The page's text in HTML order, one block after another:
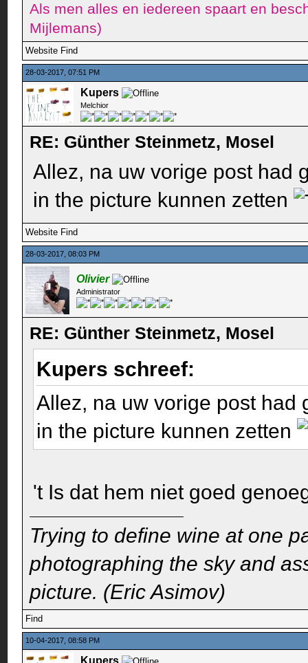
Als men alles en iedereen spaart en
Mijlemans)
Website Find
28-03-2017, 07:51 PM
Kupers
Melchior
RE: Günther Steinmetz, Mosel
Allez, na uw vorige post had
in the picture kunnen zetten
Website Find
28-03-2017, 08:03 PM
Olivier
Administrator
RE: Günther Steinmetz, Mosel
Kupers schreef:
Allez, na uw vorige post had
in the picture kunnen zetten
't Is dat hem niet goed
Trying to define wine at one
photographing the sky and
picture. (Eric Asimov)
Find
10-04-2017, 08:58 PM